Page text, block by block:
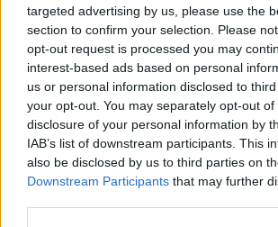
targeted advertising by us, please use the
section to confirm your selection. Please
opt-out request is processed you may
interest-based ads based on personal
us or personal information disclosed to
your opt-out. You may separately opt-out
disclosure of your personal information by
IAB’s list of downstream participants. This
also be disclosed by us to third parties on
Downstream Participants that may further
06/08/2026 - 18:10 ΟΙΚΟΝΟΜΙΑ
ΟΠΕΚΑ: Αύριο η δεύτερη πληρωμή των
του Λογαριασμού Αγροτικής Εστίας
06/08/2026 - 17:40 ΟΙΚΟΝΟΜΙΑ
Κυβερνητική Επιτροπή Βιομηχανίας-
Στρατηγική προτεραιότητα η ενίσχυση
βιομηχανίας
06/08/2026 - 17:18 ΠΟΛΙΤΙΚΗ